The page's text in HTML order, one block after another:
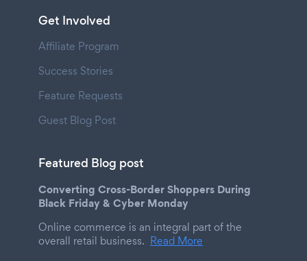
Get Involved
Affiliate Program
Success Stories
Feature Requests
Guest Blog Post
Featured Blog post
Converting Cross-Border Shoppers During
Black Friday & Cyber Monday
Online commerce is an integral part of the
overall retail business. Read More